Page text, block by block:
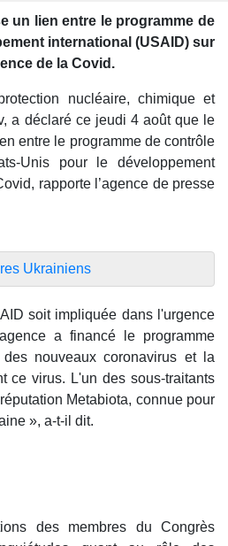
un lien entre le programme de
international (USAID) sur
de la Covid.
nucléaire, chimique et
a déclaré ce jeudi 4 août que le
entre le programme de contrôle
Unis pour le développement
rapporte l’agence de presse
Ukrainiens
soit impliquée dans l'urgence
a financé le programme
nouveaux coronavirus et la
ce virus. L'un des sous-traitants
Metabiota, connue pour
», a-t-il dit.
des membres du Congrès